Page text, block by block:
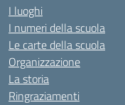
I luoghi
I numeri della scuola
Le carte della scuola
Organizzazione
La storia
Ringraziamenti